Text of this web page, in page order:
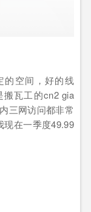
的空间，好的线
瓦工的cn2 gia
三网访问都非常
现在一季度49.99